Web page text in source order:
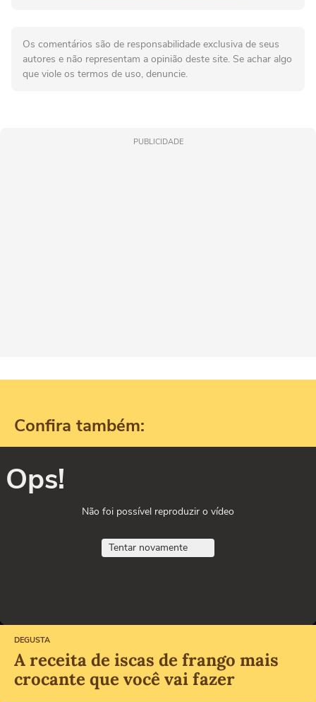
Os comentários são de responsabilidade exclusiva de seus
autores e não representam a opinião deste site. Se achar algo
que viole os termos de uso, denuncie.
PUBLICIDADE
Confira também:
Ops!
Não foi possível reproduzir o vídeo
Tentar novamente
DEGUSTA
A receita de iscas de frango mais
crocante que você vai fazer